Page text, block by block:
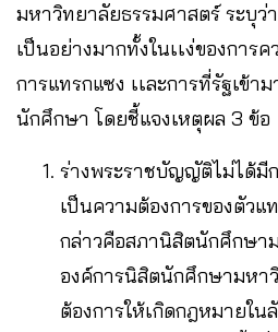
มหาวิทยาลัยธรรมศาสตร์ ระบุว่
เป็นอย่างมากทั้งในเเง่ของการ
การแทรกแซง เเละการที่รัฐเข้า
นักศึกษา โดยชี้แจงเหตุผล 3 ข้อ
ร่างพระราชบัญญัติไม่ได้มี
เป็นความต้องการของตัว
กล่าวคือสภานิสิตนักศึกษา
องค์การนิสิตนักศึกษามหา
ต้องการให้เกิดกฎหมายใ